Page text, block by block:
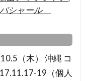
シャール
（木） 沖縄 コ
19（個人